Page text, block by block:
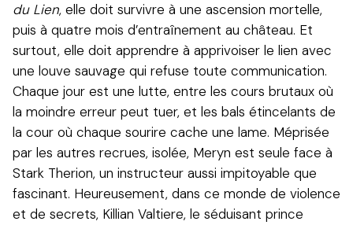
du Lien, elle doit survivre à une ascension mortelle,
puis à quatre mois d’entraînement au château. Et
surtout, elle doit apprendre à apprivoiser le lien avec
une louve sauvage qui refuse toute communication.
Chaque jour est une lutte, entre les cours brutaux où
la moindre erreur peut tuer, et les bals étincelants de
la cour où chaque sourire cache une lame. Méprisée
par les autres recrues, isolée, Meryn est seule face à
Stark Therion, un instructeur aussi impitoyable que
fascinant. Heureusement, dans ce monde de violence
et de secrets, Killian Valtiere, le séduisant prince